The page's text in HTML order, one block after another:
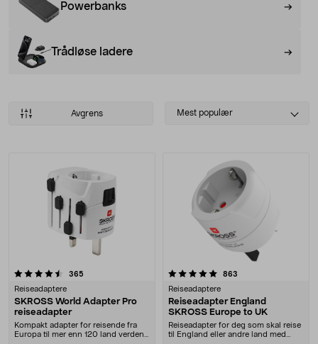
Powerbanks
Trådløse ladere
Avgrens
Select
Mest populær
365
Reiseadaptere
SKROSS World Adapter Pro
reiseadapter
Kompakt adapter for reisende fra
Europa til mer enn 120 land verden
5.0 av 5 stjerner 863
Reiseadaptere
Reiseadapter England
SKROSS Europe to UK
Reiseadapter for deg som skal reise
til England eller andre land med